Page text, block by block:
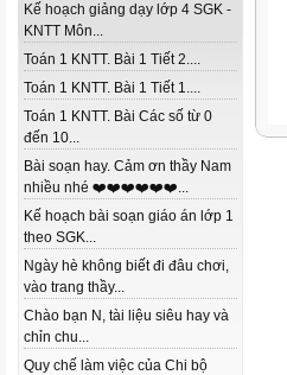
Kế hoạch giảng dạy lớp 4 SGK -
KNTT Môn...
Toán 1 KNTT. Bài 1 Tiết 2....
Toán 1 KNTT. Bài 1 Tiết 1....
Toán 1 KNTT. Bài Các số từ 0
đến 10...
Bài soạn hay. Cảm ơn thầy Nam
nhiều nhé ❤️❤️❤️❤️❤️❤️...
Kế hoạch bài soạn giáo án lớp 1
theo SGK...
Ngày hè không biết đi đâu chơi,
vào trang thầy...
Chào bạn N, tài liệu siêu hay và
chỉn chu...
Quy chế làm việc của Chi bộ